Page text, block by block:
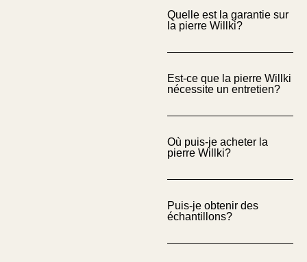
et textures 3D
Quelle est la garantie sur
la pierre Willki?
Est-ce que la pierre Willki
nécessite un entretien?
Où puis-je acheter la
pierre Willki?
Puis-je obtenir des
échantillons?